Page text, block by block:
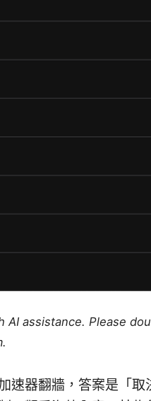
assistance. Please
速器翻牆，答案是「取